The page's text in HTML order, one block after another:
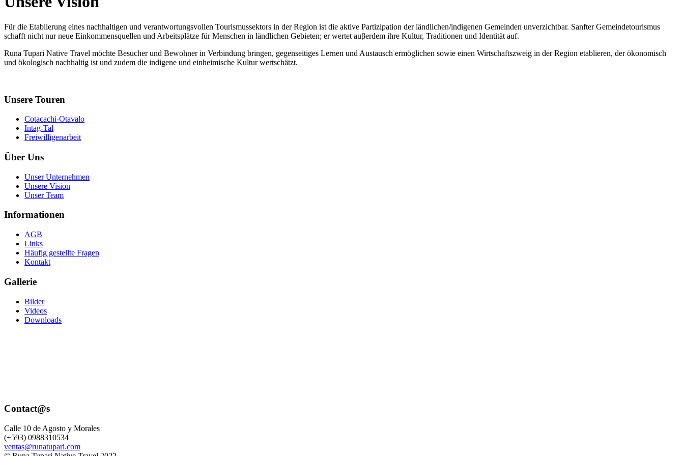
Für die Etablierung eines nachhaltigen und verantwortungsvollen Tourismussektors in der Region ist die aktive Partizipation der ländlichen/indigenen Gemeinden unverzichtbar. Sanfter Gemeindetourismus
schafft nicht nur neue Einkommensquellen und Arbeitsplätze für Menschen in ländlichen Gebieten; er wertet auβerdem ihre Kultur, Traditionen und Identität auf.
Runa Tupari Native Travel möchte Besucher und Bewohner in Verbindung bringen, gegenseitiges Lernen und Austausch ermöglichen sowie einen Wirtschaftszweig in der Region etablieren, der ökonomisch
und ökologisch nachhaltig ist und zudem die indigene und einheimische Kultur wertschätzt.
Unsere Touren
Cotacachi-Otavalo
Intag-Tal
Freiwilligenarbeit
Über Uns
Unser Unternehmen
Unsere Vision
Unser Team
Informationen
AGB
Links
Häufig gestellte Fragen
Kontakt
Gallerie
Bilder
Videos
Downloads
Contact@s
Calle 10 de Agosto y Morales
(+593) 0988310534
ventas@runatupari.com